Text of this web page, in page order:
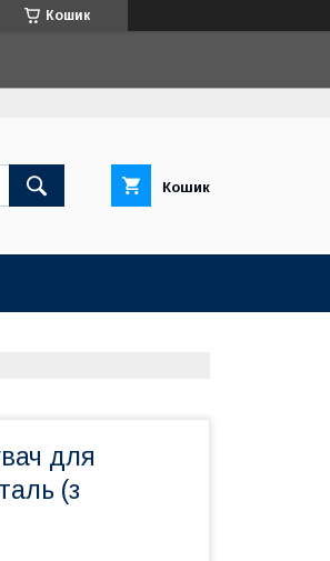
Кошик
Кошик
для
(з